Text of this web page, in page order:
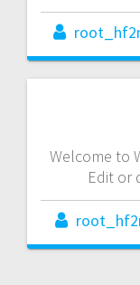
Welcome to
Edit or